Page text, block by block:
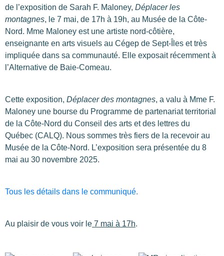
de l’exposition de Sarah F. Maloney, Déplacer les
montagnes, le 7 mai, de 17h à 19h, au Musée de la Côte-
Nord. Mme Maloney est une artiste nord-côtière,
enseignante en arts visuels au Cégep de Sept-Îles et très
impliquée dans sa communauté. Elle exposait récemment à
l’Alternative de Baie-Comeau.
Cette exposition, Déplacer des montagnes, a valu à Mme F.
Maloney une bourse du Programme de partenariat territorial
de la Côte-Nord du Conseil des arts et des lettres du
Québec (CALQ). Nous sommes très fiers de la recevoir au
Musée de la Côte-Nord. L’exposition sera présentée du 8
mai au 30 novembre 2025.
Tous les détails dans le communiqué.
Au plaisir de vous voir le 7 mai à 17h.